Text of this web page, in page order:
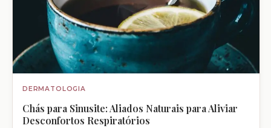
DERMATOLOGIA
Chás para Sinusite: Aliados Naturais para Aliviar
Desconfortos Respiratórios